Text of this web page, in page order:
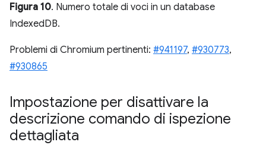
Figura 10. Numero totale di voci in un database
IndexedDB.
Problemi di Chromium pertinenti: #941197, #930773,
#930865
Impostazione per disattivare la
descrizione comando di ispezione
dettagliata